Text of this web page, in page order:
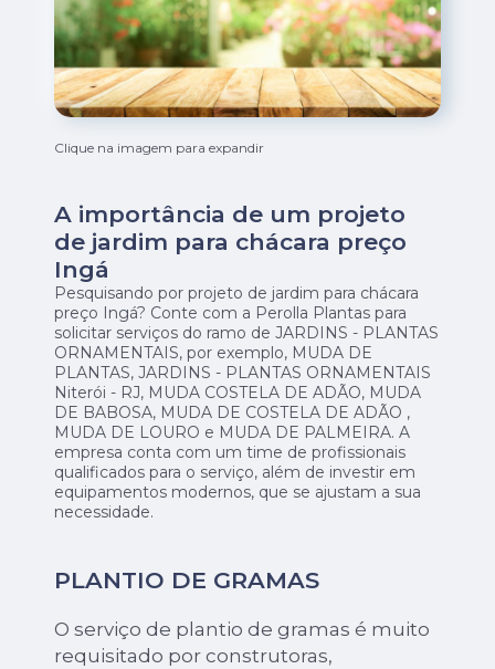
Clique na imagem para expandir
A importância de um projeto
de jardim para chácara preço
Ingá
Pesquisando por projeto de jardim para chácara
preço Ingá? Conte com a Perolla Plantas para
solicitar serviços do ramo de JARDINS - PLANTAS
ORNAMENTAIS, por exemplo, MUDA DE
PLANTAS, JARDINS - PLANTAS ORNAMENTAIS
Niterói - RJ, MUDA COSTELA DE ADÃO, MUDA
DE BABOSA, MUDA DE COSTELA DE ADÃO ,
MUDA DE LOURO e MUDA DE PALMEIRA. A
empresa conta com um time de profissionais
qualificados para o serviço, além de investir em
equipamentos modernos, que se ajustam a sua
necessidade.
PLANTIO DE GRAMAS
O serviço de plantio de gramas é muito
requisitado por construtoras,